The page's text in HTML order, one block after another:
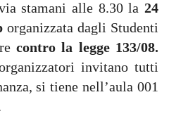
stamani alle 8.30 la24
organizzata dagli Studenti
contro la legge 133/08.
invitano tutti
si tiene nell’aula 001